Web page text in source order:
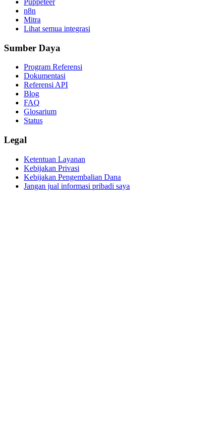
n8n
Mitra
Lihat semua integrasi
Sumber Daya
Program Referensi
Dokumentasi
Referensi API
Blog
FAQ
Glosarium
Status
Legal
Ketentuan Layanan
Kebijakan Privasi
Kebijakan Pengembalian Dana
Jangan jual informasi pribadi saya